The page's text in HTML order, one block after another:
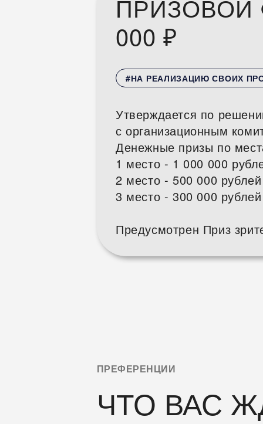
ПРИЗОВОЙ
000 ₽
#НА РЕАЛИЗАЦИЮ СВОИХ
Утверждается по
с организационным
Денежные призы по
1 место - 1 000 000
2 место - 500 000 рублей
3 место - 300 000 рублей
Предусмотрен Приз
ПРЕФЕРЕНЦИИ
ЧТО ВАС